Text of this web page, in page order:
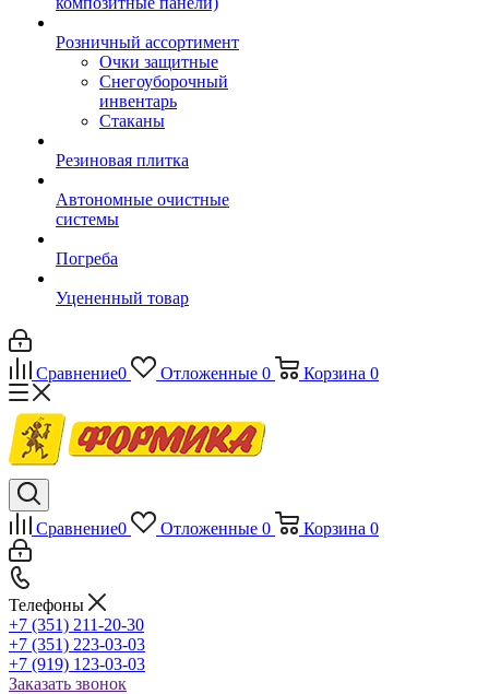
Розничный ассортимент
Очки защитные
Снегоуборочный
инвентарь
Стаканы
Резиновая плитка
Автономные очистные
системы
Погреба
Уцененный товар
Сравнение0 Отложенные 0 Корзина 0
Сравнение0 Отложенные 0 Корзина 0
Телефоны
+7 (351) 211-20-30
+7 (351) 223-03-03
+7 (919) 123-03-03
Заказать звонок